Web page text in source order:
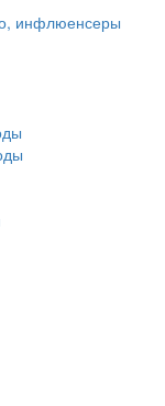
инфлюенсеры